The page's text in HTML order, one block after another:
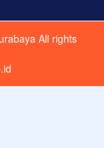
All rights